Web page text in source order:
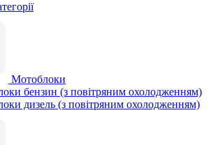
Мотоблоки
бензин (з повітряним охолодженням)
дизель (з повітряним охолодженням)